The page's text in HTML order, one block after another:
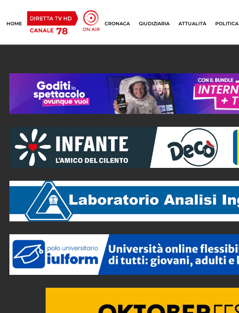
HOME CRONACA GIUDIZIARIA ATTUALITÀ POLITICA